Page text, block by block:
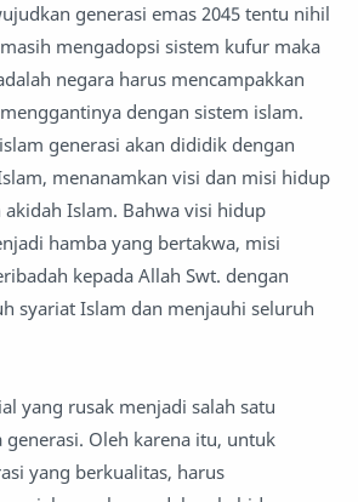
generasi emas 2045 tentu nihil
mengadopsi sistem kufur maka
negara harus mencampakkan
dengan sistem islam.
generasi akan dididik dengan
menanamkan visi dan misi hidup
Islam. Bahwa visi hidup
hamba yang bertakwa, misi
kepada Allah Swt. dengan
syariat Islam dan menjauhi seluruh
yang rusak menjadi salah satu
generasi. Oleh karena itu, untuk
yang berkualitas, harus